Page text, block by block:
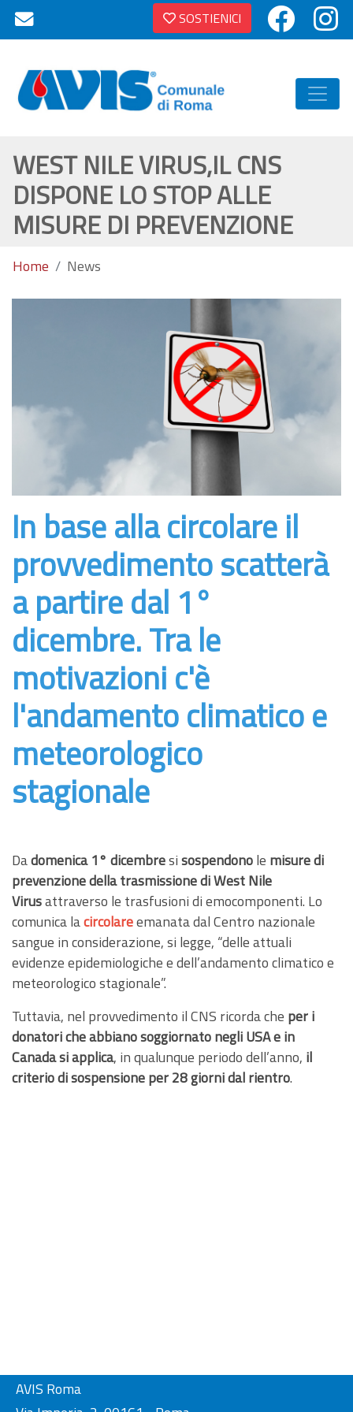
SOSTIENICI
WEST NILE VIRUS,IL CNS
DISPONE LO STOP ALLE
MISURE DI PREVENZIONE
Home News
In base alla circolare il
provvedimento scatterà
a partire dal 1°
dicembre. Tra le
motivazioni c'è
l'andamento climatico e
meteorologico
stagionale
Dadomenica 1° dicembresisospendonole misure di
prevenzione della trasmissione di West Nile
Virusattraverso le trasfusioni di emocomponenti. Lo
comunica lacircolareemanata dal Centro nazionale
sangue in considerazione, si legge, “delle attuali
evidenze epidemiologiche e dell’andamento climatico e
meteorologico stagionale”.
Tuttavia, nel provvedimento il CNS ricorda che per i
donatori che abbiano soggiornato negli USA e in
Canada si applica, in qualunque periodo dell’anno, il
criterio di sospensione per 28 giorni dal rientro.
AVIS Roma